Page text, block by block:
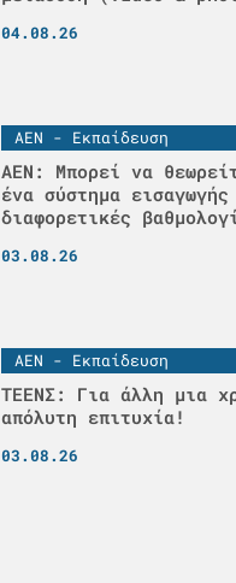
04.08.26
ΑΕΝ - Εκπαίδευση
ΑΕΝ: Μπορεί να
ένα σύστημα
διαφορετικές
03.08.26
ΑΕΝ - Εκπαίδευση
ΤΕΕΝΣ: Για άλλη μια
απόλυτη επιτυχία!
03.08.26